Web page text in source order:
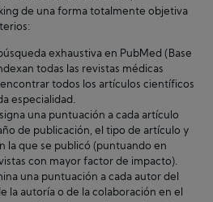
de una forma totalmente objetiva
exhaustiva en PubMed (Base
todas las revistas médicas
todos los artículos científicos
especialidad.
una puntuación a cada artículo
de publicación, el tipo de artículo y
la que se publicó (puntuando en
con mayor factor de impacto).
una puntuación a cada autor del
la autoría o de la colaboración en el